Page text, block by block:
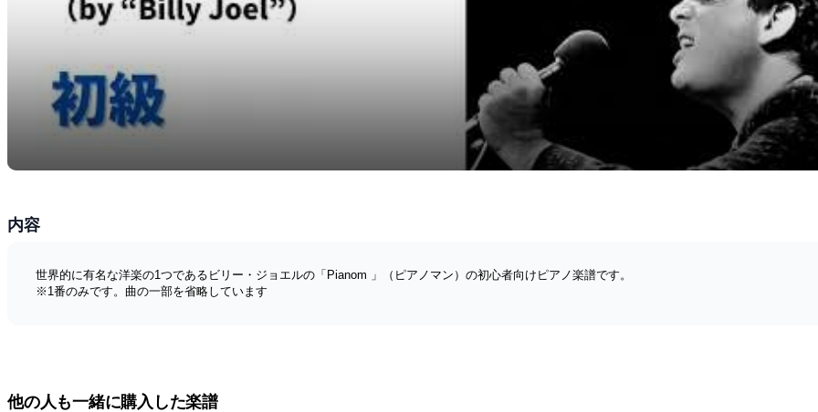
内容
世界的に有名な洋楽の1つであるビリー・ジョエルの「Pianom 」（ピアノマン）の初心者向けピアノ楽譜です。
※1番のみです。曲の一部を省略しています
他の人も一緒に購入した楽譜